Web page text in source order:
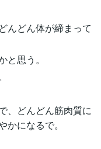
んどん体が締まって
思う。
、どんどん筋肉質に
になるで。